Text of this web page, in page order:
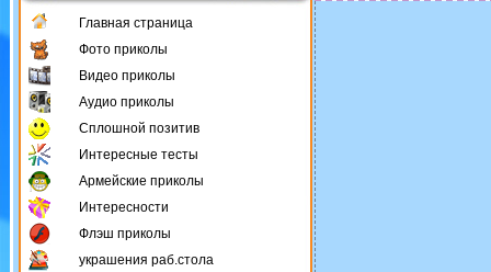
Главная страница
Фото приколы
Видео приколы
Аудио приколы
Сплошной позитив
Интересные тесты
Армейские приколы
Интересности
Флэш приколы
украшения раб.стола